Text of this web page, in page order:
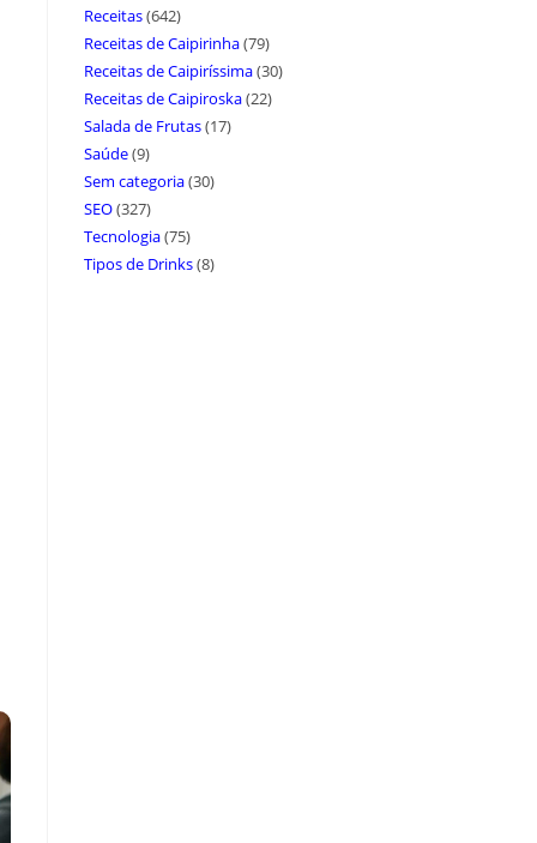
Receitas(642)
Receitas de Caipirinha(79)
Receitas de Caipiríssima(30)
Receitas de Caipiroska(22)
Salada de Frutas(17)
Saúde(9)
Sem categoria(30)
SEO(327)
Tecnologia(75)
Tipos de Drinks(8)